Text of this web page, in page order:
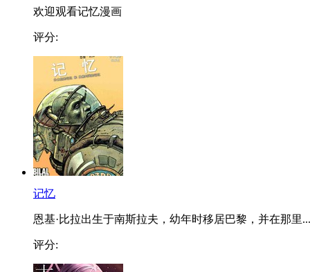
欢迎观看记忆漫画
评分:
记忆
恩基·比拉出生于南斯拉夫，幼年时移居巴黎，并在那里...
评分: